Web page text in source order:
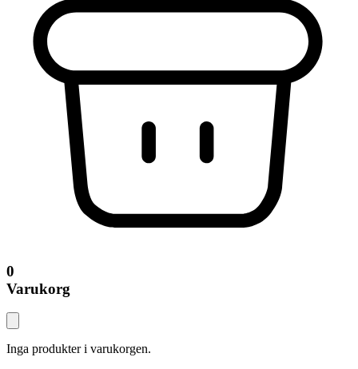
0
Varukorg
Inga produkter i varukorgen.